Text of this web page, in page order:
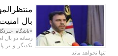
بال
«باشگاه
رسانه دو بال
یکدیگر و بر
تنها نخواهد ماند.